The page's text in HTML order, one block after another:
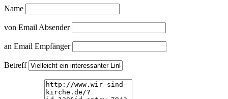
Name
von Email Absender
an Email Empfänger
Betreff